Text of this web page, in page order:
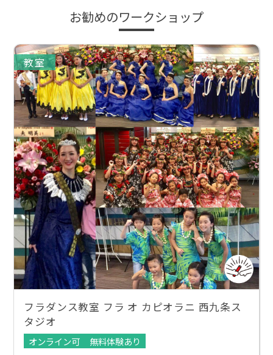
お勧めのワークショップ
教室
フラダンス教室 フラ オ カピオラニ 西九条ス
タジオ
オンライン可
無料体験あり